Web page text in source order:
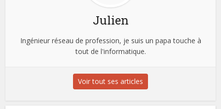
Julien
Ingénieur réseau de profession, je suis un papa touche à
tout de l'informatique.
Voir tout ses articles